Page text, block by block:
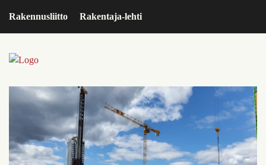
Rakennusliitto Rakentaja-lehti